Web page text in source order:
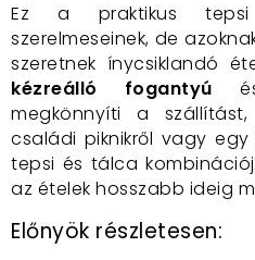
Ez a praktikus
szerelmeseinek, de
szeretnek ínycsiklandó
kézreálló fogantyú
megkönnyíti a
családi piknikről vagy
tepsi és tálca
az ételek hosszabb ideig
Előnyök részletesen: